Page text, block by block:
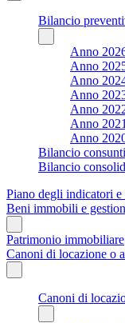
Bilancio
Anno
Anno
Anno
Anno
Anno
Anno 2021
Anno
Bilancio
Bilancio
Piano degli indicatori
Beni immobili e
Patrimonio immobiliare
Canoni di locazione o
Canoni di